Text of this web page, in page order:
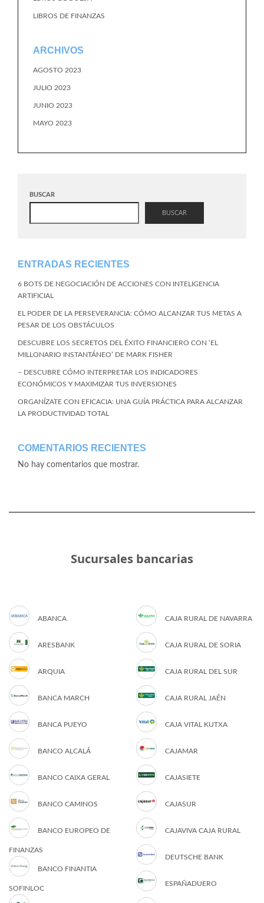
LIBROS DE FINANZAS
ARCHIVOS
AGOSTO 2023
JULIO 2023
JUNIO 2023
MAYO 2023
BUSCAR
BUSCAR
ENTRADAS RECIENTES
6 BOTS DE NEGOCIACIÓN DE ACCIONES CON INTELIGENCIA
ARTIFICIAL
EL PODER DE LA PERSEVERANCIA: CÓMO ALCANZAR TUS METAS A
PESAR DE LOS OBSTÁCULOS
DESCUBRE LOS SECRETOS DEL ÉXITO FINANCIERO CON ‘EL
MILLONARIO INSTANTÁNEO’ DE MARK FISHER
– DESCUBRE CÓMO INTERPRETAR LOS INDICADORES
ECONÓMICOS Y MAXIMIZAR TUS INVERSIONES
ORGANÍZATE CON EFICACIA: UNA GUÍA PRÁCTICA PARA ALCANZAR
LA PRODUCTIVIDAD TOTAL
COMENTARIOS RECIENTES
No hay comentarios que mostrar.
Sucursales bancarias
ABANCA
ARESBANK
ARQUIA
BANCA MARCH
BANCA PUEYO
BANCO ALCALÁ
BANCO CAIXA GERAL
BANCO CAMINOS
BANCO EUROPEO DE
FINANZAS
BANCO FINANTIA
SOFINLOC
CAJA RURAL DE NAVARRA
CAJA RURAL DE SORIA
CAJA RURAL DEL SUR
CAJA RURAL JAÉN
CAJA VITAL KUTXA
CAJAMAR
CAJASIETE
CAJASUR
CAJAVIVA CAJA RURAL
DEUTSCHE BANK
ESPAÑADUERO